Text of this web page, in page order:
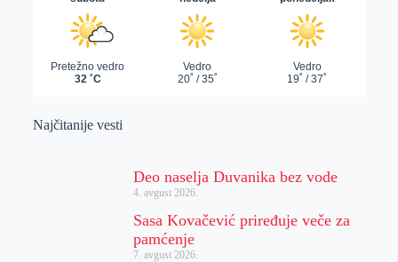
Najčitanije vesti
Deo naselja Duvanika bez vode
4. avgust 2026.
Sasa Kovačević priređuje veče za
pamćenje
7. avgust 2026.